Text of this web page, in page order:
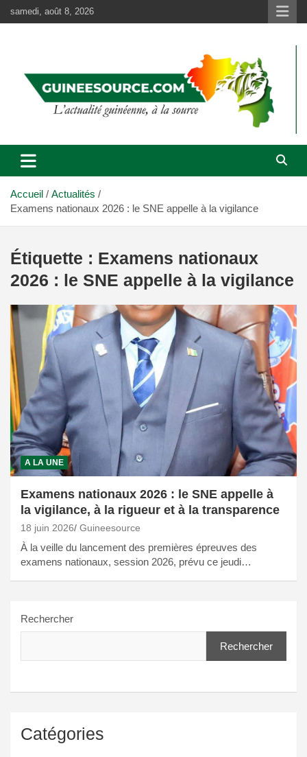
au
samedi, août 8, 2026
Accueil
Actualités
Examens nationaux 2026 : le SNE appelle à la vigilance
Étiquette : Examens nationaux
2026 : le SNE appelle à la vigilance
A LA UNE
Examens nationaux 2026 : le SNE appelle à
la vigilance, à la rigueur et à la transparence
18 juin 2026 Guineesource
À la veille du lancement des premières épreuves des
examens nationaux, session 2026, prévu ce jeudi…
Rechercher
Rechercher
Catégories